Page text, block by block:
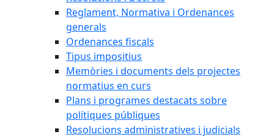
Reglament, Normativa i Ordenances
generals
Ordenances fiscals
Tipus impositius
Memòries i documents dels projectes
normatius en curs
Plans i programes destacats sobre
polítiques públiques
Resolucions administratives i judicials